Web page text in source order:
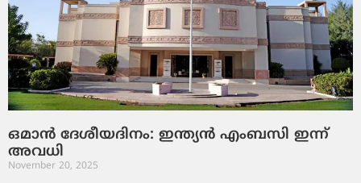
ഒമാൻ ദേശീയദിനം: ഇന്ത്യൻ എംബസി ഇന്ന്
അവധി
November 20, 2025